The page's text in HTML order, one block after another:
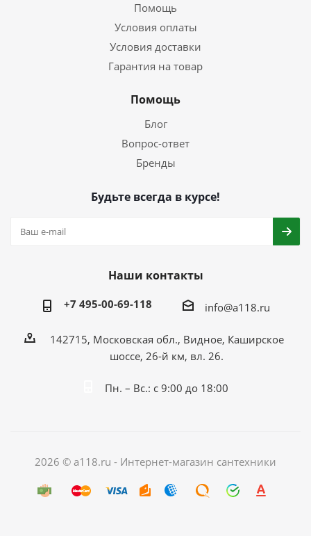
Помощь
Условия оплаты
Условия доставки
Гарантия на товар
Помощь
Блог
Вопрос-ответ
Бренды
Будьте всегда в курсе!
Наши контакты
+7 495-00-69-118 info@a118.ru
142715, Московская обл., Видное, Каширское
шоссе, 26-й км, вл. 26.
Пн. – Вс.: с 9:00 до 18:00
2026 © a118.ru - Интернет-магазин сантехники